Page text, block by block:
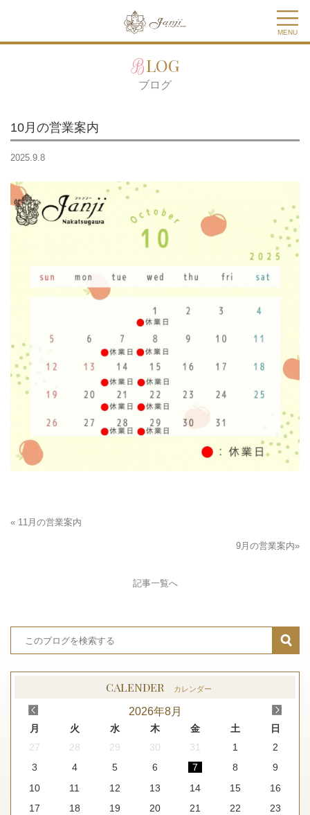
MENU
BLOG
ブログ
10月の営業案内
2025.9.8
« 11月の営業案内
9月の営業案内»
記事一覧へ
CALENDER カレンダー
2026年8月
< >
月 火 水 木 金 土
日
27
28 29 30 31 1
2
3
4 5 6 7 8
9
10
11 12 13 14 15
16
17
18 19 20 21 22
23